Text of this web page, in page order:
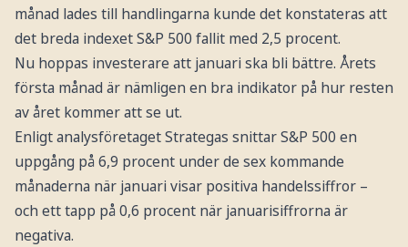
månad lades till handlingarna kunde det konstateras att
det breda indexet S&P 500 fallit med 2,5 procent.
Nu hoppas investerare att januari ska bli bättre. Årets
första månad är nämligen en bra indikator på hur resten
av året kommer att se ut.
Enligt analysföretaget Strategas snittar S&P 500 en
uppgång på 6,9 procent under de sex kommande
månaderna när januari visar positiva handelssiffror –
och ett tapp på 0,6 procent när januarisiffrorna är
negativa.